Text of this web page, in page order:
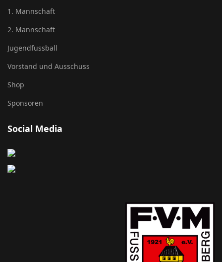
1. Mannschaft
2. Mannschaft
Jugendfussball
Vorstand und Ausschuss
Shop
Sponsoren
Social Media